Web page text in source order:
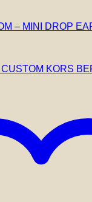
– MINI DROP